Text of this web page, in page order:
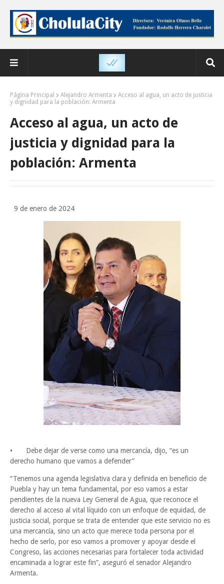
Página Principal Alejandro Armenta
Acceso al agua, un acto de justicia
y dignidad para la población: Armenta
Acceso al agua, un acto de
justicia y dignidad para la
población: Armenta
9 de enero de 2024
•
Debe dejar de verse como una mercancía, dijo, “es un
derecho humano que vamos a defender”
“Tenemos una agenda legislativa clara y definida en beneficio de
Puebla y hay un tema fundamental, por eso vamos a estar
pendientes de la nueva Ley General de Agua, que reconoce el
derecho al acceso al vital líquido con un enfoque de equidad, de
justicia social, porque se trata de entender que este servicio no es
una mercancía, sino un acto que merece toda persona por el
hecho de serlo, por eso vamos a promover y apoyar desde el
Congreso, las acciones necesarias para fortalecer toda actividad
encaminada a lograr este fin”, aseguró el senador Alejandro
Armenta.